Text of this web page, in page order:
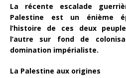
La récente escalade
Palestine est un énième
l’histoire de ces deux
l’autre sur fond de
domination impérialiste.
La Palestine aux origines